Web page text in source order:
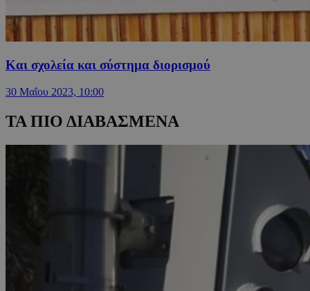
Και σχολεία και σύστημα διορισμού
30 Μαΐου 2023, 10:00
ΤΑ ΠΙΟ ΔΙΑΒΑΣΜΕΝΑ